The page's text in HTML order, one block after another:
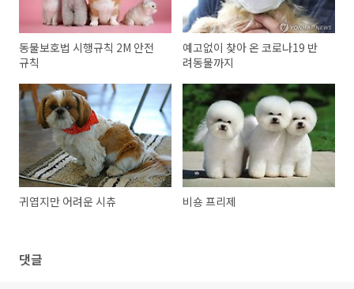
동물보호법 시행규칙 2M 안전
규칙
예고없이 찾아 온 코로나19 반
려동물까지
귀엽지만 어려운 시츄 비숑 프리제
댓글